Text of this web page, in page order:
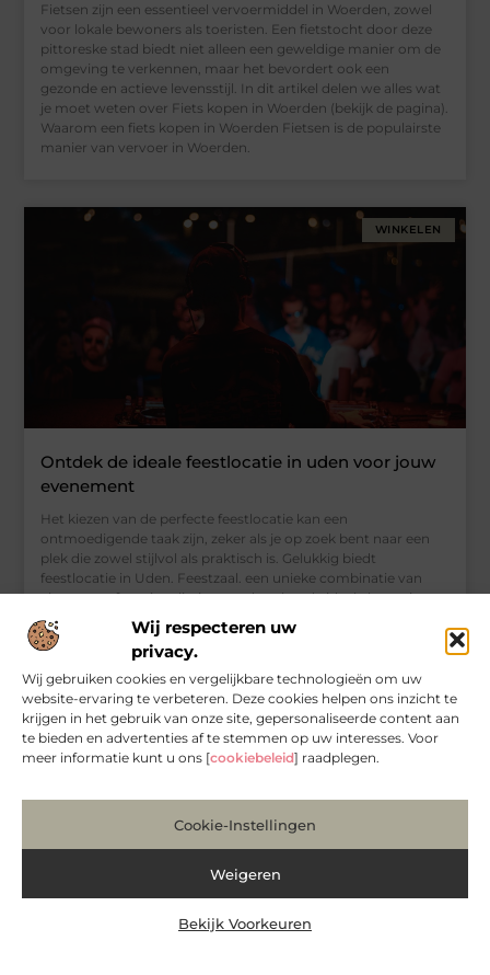
Wij respecteren uw
privacy.
Wij gebruiken cookies en vergelijkbare technologieën om uw
website-ervaring te verbeteren. Deze cookies helpen ons inzicht te
krijgen in het gebruik van onze site, gepersonaliseerde content aan
te bieden en advertenties af te stemmen op uw interesses. Voor
meer informatie kunt u ons [cookiebeleid] raadplegen.
Cookie-Instellingen
Weigeren
Bekijk Voorkeuren
Fietsen zijn een essentieel vervoermiddel in Woerden, zowel
voor lokale bewoners als toeristen. Een fietstocht door deze
pittoreske stad biedt niet alleen een geweldige manier om de
omgeving te verkennen, maar het bevordert ook een
gezonde en actieve levensstijl. In dit artikel delen we alles wat
je moet weten over Fiets kopen in Woerden (bekijk de pagina).
Waarom een fiets kopen in Woerden Fietsen is de populairste
manier van vervoer in Woerden.
WINKELEN
Ontdek de ideale feestlocatie in uden voor jouw
evenement
Het kiezen van de perfecte feestlocatie kan een
ontmoedigende taak zijn, zeker als je op zoek bent naar een
plek die zowel stijlvol als praktisch is. Gelukkig biedt
feestlocatie in Uden. Feestzaal. een unieke combinatie van
charme en functionaliteit, waardoor het de ideale keuze is
voor allerlei evenementen, van bruiloften tot bedrijfsfeesten.
In deze blogpost bespreken we waarom Uden een geweldige
bestemming is voor evenementen en wat feestlocatie in
Uden
WINKELEN